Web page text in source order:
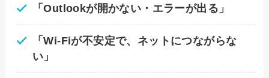
「Outlookが開かない・エラーが出る」
「Wi-Fiが不安定で、ネットにつながらな
い」